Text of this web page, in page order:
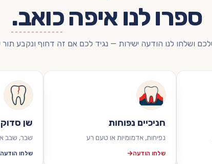
ספרו לנו איפהכואב.
ושלחו לנו הודעה ישירות — נגיד לכם אם זה דחוף ונקבע תור
חניכיים נפוחות
נפיחות, אדמומיות או טעם רע
שלחו הודעה
שן
שבר, שבב
שלחו הודעה